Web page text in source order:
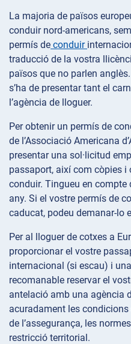
La majoria de països
conduir nord-americans,
permís de conduir
traducció de la vostra
països que no parlen
s’ha de presentar tant el
l’agència de lloguer.
Per obtenir un permís de
de l’Associació Americana
presentar una sol·licitud
passaport, així com còpies
conduir. Tingueu en compte
any. Si el vostre permís de
caducat, podeu demanar-lo
Per al lloguer de cotxes a
proporcionar el vostre
internacional (si escau) i
recomanable reservar el
antelació amb una agència
acuradament les
de l’assegurança, les
restricció territorial.